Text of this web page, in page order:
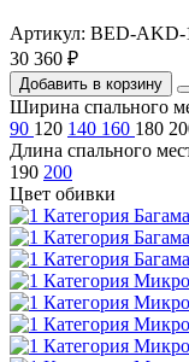
Артикул: BED-
30 360 ₽
Добавить в корзину
Ширина спального
90 120 140 160 180
Длина спального
190 200
Цвет обивки